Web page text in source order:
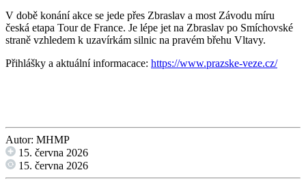
V době konání akce se jede přes Zbraslav a most Závodu míru
česká etapa Tour de France. Je lépe jet na Zbraslav po Smíchovské
straně vzhledem k uzavírkám silnic na pravém břehu Vltavy.
Přihlášky a aktuální informacace: https://www.prazske-veze.cz/
Autor: MHMP
15. června 2026
15. června 2026